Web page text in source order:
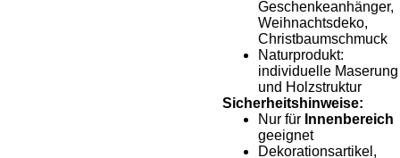
Geschenkeanhänger,
Weihnachtsdeko,
Christbaumschmuck
Naturprodukt:
individuelle Maserung
und Holzstruktur
Sicherheitshinweise:
Nur für Innenbereich
geeignet
Dekorationsartikel,